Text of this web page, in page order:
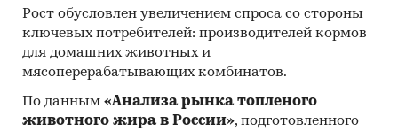
Рост обусловлен увеличением спроса со стороны
ключевых потребителей: производителей кормов
для домашних животных и
мясоперерабатывающих комбинатов.
По данным «Анализа рынка топленого
животного жира в России», подготовленного